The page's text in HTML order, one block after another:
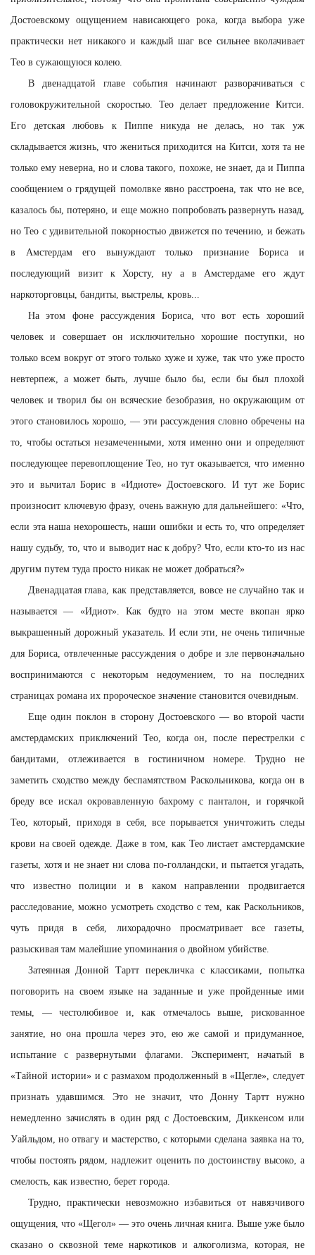
Достоевскому ощущением нависающего рока, когда выбора уже
практически нет никакого и каждый шаг все сильнее вколачивает
Тео в сужающуюся колею.
В двенадцатой главе события начинают разворачиваться с
головокружительной скоростью. Тео делает предложение Китси.
Его детская любовь к Пиппе никуда не делась, но так уж
складывается жизнь, что жениться приходится на Китси, хотя та не
только ему неверна, но и слова такого, похоже, не знает, да и Пиппа
сообщением о грядущей помолвке явно расстроена, так что не все,
казалось бы, потеряно, и еще можно попробовать развернуть назад,
но Тео с удивительной покорностью движется по течению, и бежать
в Амстердам его вынуждают только признание Бориса и
последующий визит к Хорсту, ну а в Амстердаме его ждут
наркоторговцы, бандиты, выстрелы, кровь...
На этом фоне рассуждения Бориса, что вот есть хороший
человек и совершает он исключительно хорошие поступки, но
только всем вокруг от этого только хуже и хуже, так что уже просто
невтерпеж, а может быть, лучше было бы, если бы был плохой
человек и творил бы он всяческие безобразия, но окружающим от
этого становилось хорошо, — эти рассуждения словно обречены на
то, чтобы остаться незамеченными, хотя именно они и определяют
последующее перевоплощение Тео, но тут оказывается, что именно
это и вычитал Борис в «Идиоте» Достоевского. И тут же Борис
произносит ключевую фразу, очень важную для дальнейшего: «Что,
если эта наша нехорошесть, наши ошибки и есть то, что определяет
нашу судьбу, то, что и выводит нас к добру? Что, если кто-то из нас
другим путем туда просто никак не может добраться?»
Двенадцатая глава, как представляется, вовсе не случайно так и
называется — «Идиот». Как будто на этом месте вкопан ярко
выкрашенный дорожный указатель. И если эти, не очень типичные
для Бориса, отвлеченные рассуждения о добре и зле первоначально
воспринимаются с некоторым недоумением, то на последних
страницах романа их пророческое значение становится очевидным.
Еще один поклон в сторону Достоевского — во второй части
амстердамских приключений Тео, когда он, после перестрелки с
бандитами, отлеживается в гостиничном номере. Трудно не
заметить сходство между беспамятством Раскольникова, когда он в
бреду все искал окровавленную бахрому с панталон, и горячкой
Тео, который, приходя в себя, все порывается уничтожить следы
крови на своей одежде. Даже в том, как Тео листает амстердамские
газеты, хотя и не знает ни слова по-голландски, и пытается угадать,
что известно полиции и в каком направлении продвигается
расследование, можно усмотреть сходство с тем, как Раскольников,
чуть придя в себя, лихорадочно просматривает все газеты,
разыскивая там малейшие упоминания о двойном убийстве.
Затеянная Донной Тартт перекличка с классиками, попытка
поговорить на своем языке на заданные и уже пройденные ими
темы, — честолюбивое и, как отмечалось выше, рискованное
занятие, но она прошла через это, ею же самой и придуманное,
испытание с развернутыми флагами. Эксперимент, начатый в
«Тайной истории» и с размахом продолженный в «Щегле», следует
признать удавшимся. Это не значит, что Донну Тартт нужно
немедленно зачислять в один ряд с Достоевским, Диккенсом или
Уайльдом, но отвагу и мастерство, с которыми сделана заявка на то,
чтобы постоять рядом, надлежит оценить по достоинству высоко, а
смелость, как известно, берет города.
Трудно, практически невозможно избавиться от навязчивого
ощущения, что «Щегол» — это очень личная книга. Выше уже было
сказано о сквозной теме наркотиков и алкоголизма, которая, не